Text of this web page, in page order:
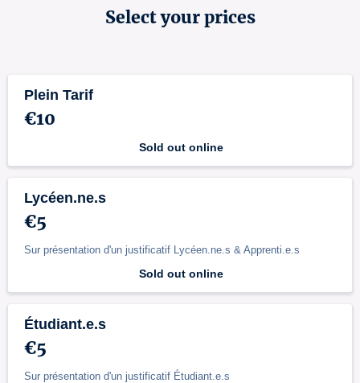
Select your prices
Plein Tarif
€10
Sold out online
Lycéen.ne.s
€5
Sur présentation d'un justificatif Lycéen.ne.s & Apprenti.e.s
Sold out online
Étudiant.e.s
€5
Sur présentation d'un justificatif Étudiant.e.s